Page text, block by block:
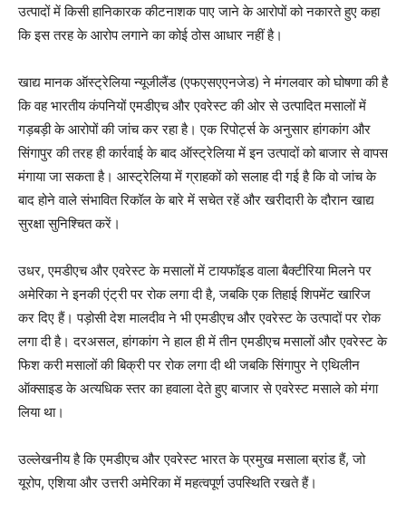
उत्पादों में किसी हानिकारक कीटनाशक पाए जाने के आरोपों को नकारते हुए कहा
कि इस तरह के आरोप लगाने का कोई ठोस आधार नहीं है।
खाद्य मानक ऑस्ट्रेलिया न्यूजीलैंड (एफएसएएनजेड) ने मंगलवार को घोषणा की है
कि वह भारतीय कंपनियों एमडीएच और एवरेस्ट की ओर से उत्पादित मसालों में
गड़बड़ी के आरोपों की जांच कर रहा है। एक रिपोर्ट्स के अनुसार हांगकांग और
सिंगापुर की तरह ही कार्रवाई के बाद ऑस्ट्रेलिया में इन उत्पादों को बाजार से वापस
मंगाया जा सकता है। आस्ट्रेलिया में ग्राहकों को सलाह दी गई है कि वो जांच के
बाद होने वाले संभावित रिकॉल के बारे में सचेत रहें और खरीदारी के दौरान खाद्य
सुरक्षा सुनिश्चित करें।
उधर, एमडीएच और एवरेस्ट के मसालों में टायफॉइड वाला बैक्टीरिया मिलने पर
अमेरिका ने इनकी एंट्री पर रोक लगा दी है, जबकि एक तिहाई शिपमेंट खारिज
कर दिए हैं। पड़ोसी देश मालदीव ने भी एमडीएच और एवरेस्ट के उत्पादों पर रोक
लगा दी है। दरअसल, हांगकांग ने हाल ही में तीन एमडीएच मसालों और एवरेस्ट के
फिश करी मसालों की बिक्री पर रोक लगा दी थी जबकि सिंगापुर ने एथिलीन
ऑक्साइड के अत्यधिक स्तर का हवाला देते हुए बाजार से एवरेस्ट मसाले को मंगा
लिया था।
उल्लेखनीय है कि एमडीएच और एवरेस्ट भारत के प्रमुख मसाला ब्रांड हैं, जो
यूरोप, एशिया और उत्तरी अमेरिका में महत्वपूर्ण उपस्थिति रखते हैं।